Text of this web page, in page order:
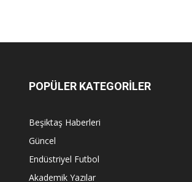
POPÜLER KATEGORİLER
Beşiktaş Haberleri
Güncel
Endüstriyel Futbol
Akademik Yazılar